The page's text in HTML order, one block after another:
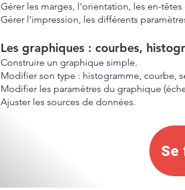
Gérer les marges, l'orientation, les en-
Gérer l’impression, les différents
Les graphiques : courbes,
Construire un graphique simple.
Modifier son type : histogramme, courbe,
Modifier les paramètres du graphique
Ajuster les sources de données.
Se